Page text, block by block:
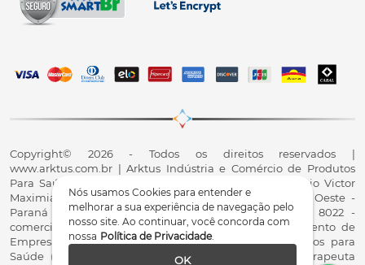
Nós usamos Cookies para entender e
melhorar a sua experiência de navegação pelo
nosso site. Ao continuar, você concorda com
nossa Política de Privacidade.
OK
Copyright© 2026 - Todos os direitos reservados |
www.arktus.com.br | Arktus Indústria e Comércio de Produtos
Para Saúde Ltda | CNPJ: 01.417.367/0001-78 | R. Antônio Victor
Maximiano, 107, Parque Industrial II, Santa Tereza do Oeste -
Paraná - CEP 85825-900 - Fale conosco: 0800 200 8022 -
comercial@arktus.com.br | Autorização de Funcionamento de
Empresa - AFE/ANVISA - Para Fabricação de Produtos para
Saúde (Correlatos): 8.02.844-5 (UX418X102741) - Fisioterapeuta